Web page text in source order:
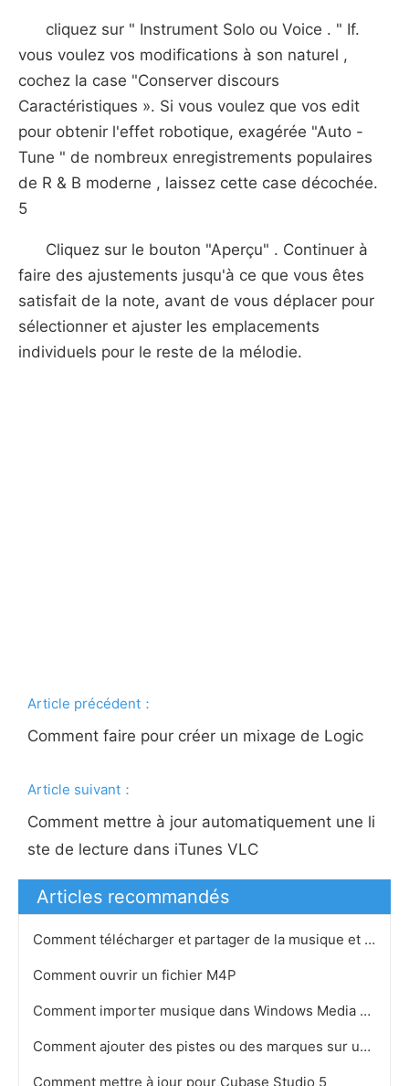
cliquez sur " Instrument Solo ou Voice . " If.
vous voulez vos modifications à son naturel ,
cochez la case "Conserver discours
Caractéristiques ». Si vous voulez que vos edit
pour obtenir l'effet robotique, exagérée "Auto -
Tune " de nombreux enregistrements populaires
de R & B moderne , laissez cette case décochée.
5
Cliquez sur le bouton "Aperçu" . Continuer à
faire des ajustements jusqu'à ce que vous êtes
satisfait de la note, avant de vous déplacer pour
sélectionner et ajuster les emplacements
individuels pour le reste de la mélodie.
Article précédent：
Comment faire pour créer un mixage de Logic
Article suivant：
Comment mettre à jour automatiquement une li
ste de lecture dans iTunes VLC
Articles recommandés
Comment télécharger et partager de la musique et des chansons
Comment ouvrir un fichier M4P
Comment importer musique dans Windows Media Players Bibliothèque
Comment ajouter des pistes ou des marques sur un CD Audio
Comment mettre à jour pour Cubase Studio 5